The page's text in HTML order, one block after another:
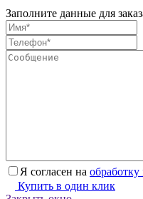
Заполните данные для
Я согласен на
Купить в один клик